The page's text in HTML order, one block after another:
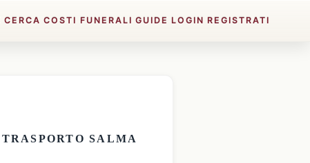
CERCA COSTI FUNERALI GUIDE LOGIN REGISTRATI
TRASPORTO SALMA